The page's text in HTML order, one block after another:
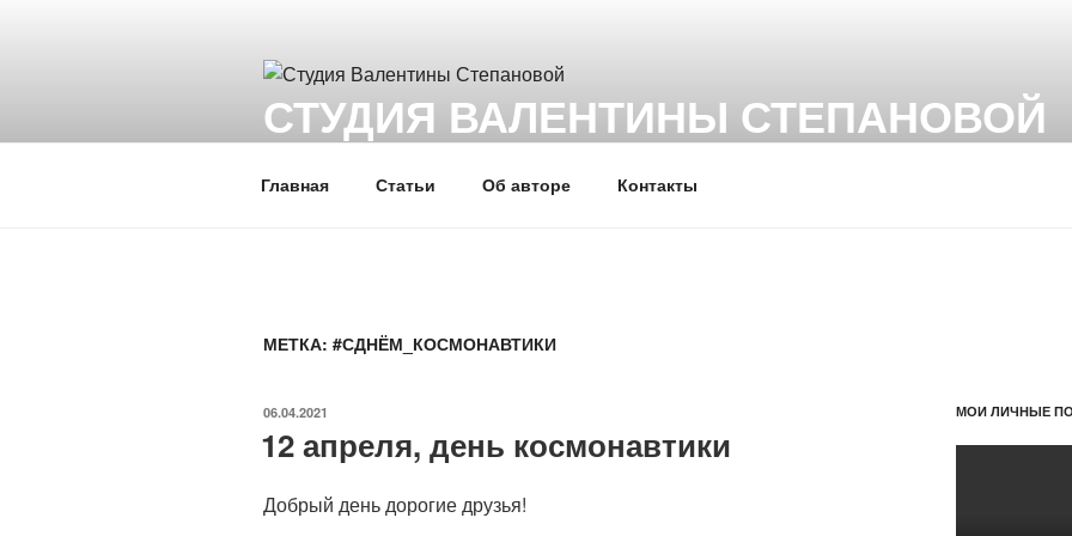
СТУДИЯ ВАЛЕНТИНЫ СТЕПАНОВОЙ
Главная Статьи Об авторе Контакты
МЕТКА: #СДНЁМ_КОСМОНАВТИКИ
ОПУБЛИКОВАНО
06.04.2021
12 апреля, день космонавтики
Добрый день дорогие друзья!
МОИ ЛИЧНЫЕ